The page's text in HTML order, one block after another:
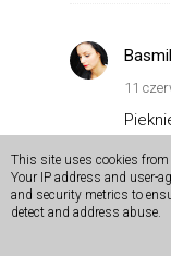
11
This site uses cookies from
Your IP address and user-
and security metrics to
detect and address abuse.